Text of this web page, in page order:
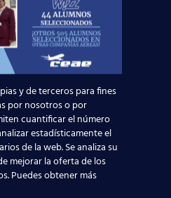
Edad:
y de terceros para fines
por nosotros o por
cuantificar el número
estadísticamente el
de la web. Se analiza su
mejorar la oferta de los
Puedes obtener más